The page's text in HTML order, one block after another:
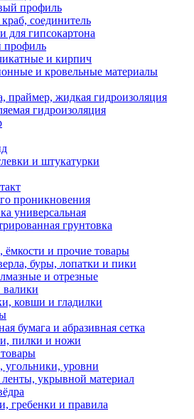
профиль
соединитель
для гипсокартона
профиль
и кирпич
и кровельные материалы
праймер, жидкая гидроизоляция
гидроизоляция
и штукатурки
проникновения
универсальная
грунтовка
и прочие товары
буры, лопатки и пики
и отрезные
ковши и гладилки
бумага и абразивная сетка
пилки и ножи
угольники, уровни
укрывной материал
гребенки и правила